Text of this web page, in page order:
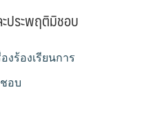
ประพฤติมิชอบ
งร้องเรียนการ
อบ